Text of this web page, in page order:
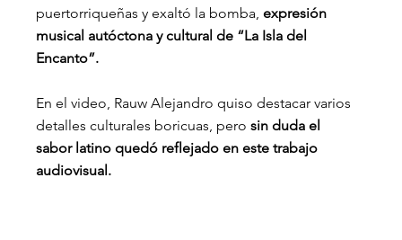
puertorriqueñas y exaltó la bomba, expresión
musical autóctona y cultural de “La Isla del
Encanto”.
En el video, Rauw Alejandro quiso destacar varios
detalles culturales boricuas, pero sin duda el
sabor latino quedó reflejado en este trabajo
audiovisual.